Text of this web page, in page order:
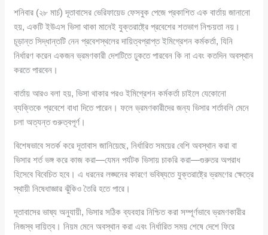
শনিবার (২৮ মার্চ) দূতাবাসের ভেরিফায়েড ফেসবুক পেজে প্রকাশিত এক বার্তায় জানানো
হয়, একটি ইউএস ভিসা থাকা মানেই যুক্তরাষ্ট্রে প্রবেশের শতভাগ নিশ্চয়তা নয়।
চূড়ান্ত সিদ্ধান্তটি নেন প্রবেশস্থলের দায়িত্বপ্রাপ্ত ইমিগ্রেশন কর্মকর্তা, যিনি
নির্ধারণ করেন একজন ভ্রমণকারী দেশটিতে ঢুকতে পারবেন কি না এবং কতদিন অবস্থান
করতে পারবেন।
বার্তায় আরও বলা হয়, ভিসা থাকার পরও ইমিগ্রেশন কর্মকর্তা চাইলে যেকোনো
ব্যক্তিকে প্রবেশে বাধা দিতে পারেন। ফলে ভ্রমণকারীদের জন্য ভিসার শর্তাবলি মেনে
চলা অত্যন্ত গুরুত্বপূর্ণ।
বিশেষভাবে সতর্ক করে দূতাবাস জানিয়েছে, নির্ধারিত সময়ের বেশি অবস্থান করা বা
ভিসার শর্ত ভঙ্গ করে কাজ করা—যেমন পর্যটক ভিসায় চাকরি করা—গুরুতর অপরাধ
হিসেবে বিবেচিত হবে। এ ধরনের লঙ্ঘনের কারণে ভবিষ্যতে যুক্তরাষ্ট্রে ভ্রমণের ক্ষেত্রে
স্থায়ী নিষেধাজ্ঞার ঝুঁকিও তৈরি হতে পারে।
দূতাবাসের ভাষ্য অনুযায়ী, ভিসার সঠিক ব্যবহার নিশ্চিত করা সম্পূর্ণভাবে ভ্রমণকারীর
নিজস্ব দায়িত্ব। নিয়ম মেনে অবস্থান করা এবং নির্ধারিত সময় শেষে দেশে ফিরে